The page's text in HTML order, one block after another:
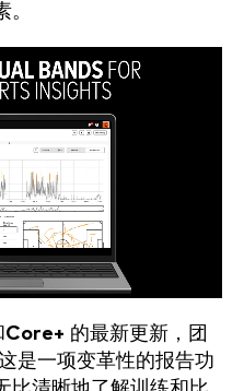
Core+ 的最新更新，团
是一项变革性的报告功